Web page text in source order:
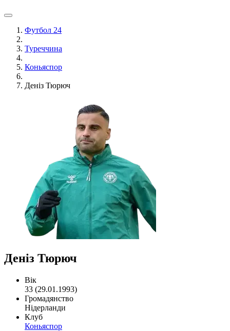
Футбол 24
Туреччина
Коньяспор
Деніз Тюрюч
Деніз Тюрюч
Вік
33 (29.01.1993)
Громадянство
Нідерланди
Клуб
Коньяспор